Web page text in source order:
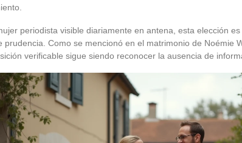
periodista visible diariamente en antena, esta elección
prudencia. Como se mencionó en el matrimonio de Noémie
verificable sigue siendo reconocer la ausencia de